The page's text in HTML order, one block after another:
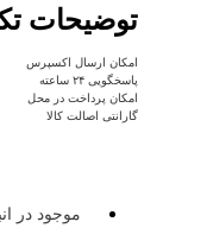
توضیحات
امکان ارسال اکسپرس
پاسخگویی ۲۴ ساعته
امکان پرداخت در محل
گارانتی اصالت کالا
موجود در